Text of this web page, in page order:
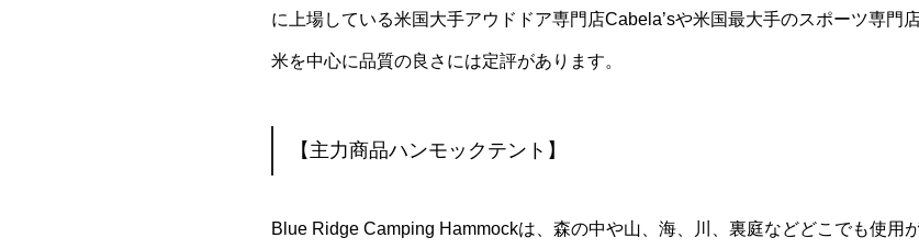
に上場している米国大手アウドドア専門店Cabela’sや米国最大手のスポーツ専門
米を中心に品質の良さには定評があります。
【主力商品ハンモックテント】
Blue Ridge Camping Hammockは、森の中や山、海、川、裏庭などどこでも使用